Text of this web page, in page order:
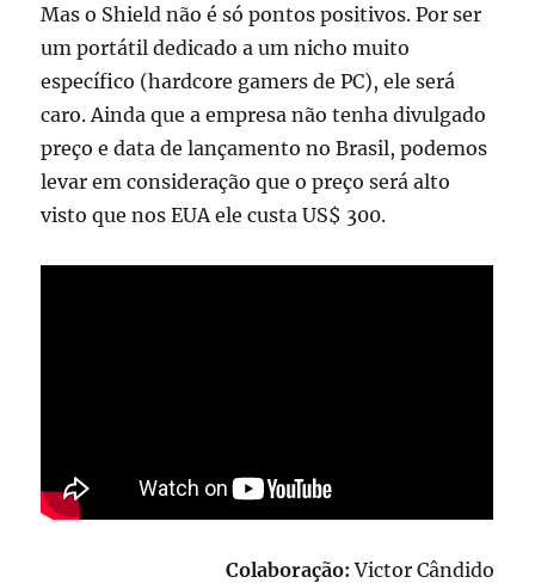
Mas o Shield não é só pontos positivos. Por ser
um portátil dedicado a um nicho muito
específico (hardcore gamers de PC), ele será
caro. Ainda que a empresa não tenha divulgado
preço e data de lançamento no Brasil, podemos
levar em consideração que o preço será alto
visto que nos EUA ele custa US$ 300.
Colaboração: Victor Cândido